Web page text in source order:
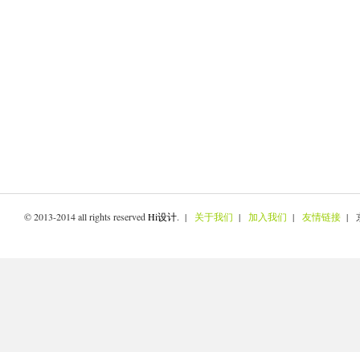
© 2013-2014 all rights reservedHi设计. | 关于我们 | 加入我们 | 友情链接 |